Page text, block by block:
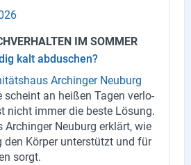
IM SOM­MER
kalt ab­du­schen?
Ar­chin­ger Neu­burg
scheint an hei­ßen Tagen ver­lo­
nicht immer die beste Lö­sung.
Ar­chin­ger Neu­burg er­klärt, wie
Kör­per un­ter­stützt und für
sorgt.